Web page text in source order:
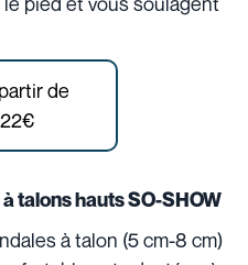
de
talons hauts SO-SHOW
à talon (5 cm-8 cm)